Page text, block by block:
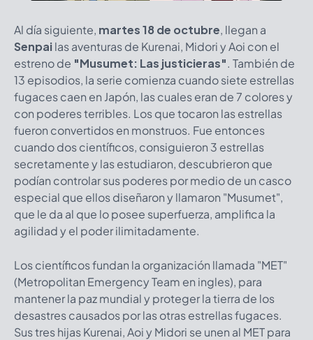
Al día siguiente, martes 18 de octubre, llegan a
Senpailas aventuras de Kurenai, Midori y Aoi con el
estreno de "Musumet: Las justicieras". También de
13 episodios, la serie comienza cuando siete estrellas
fugaces caen en Japón, las cuales eran de 7 colores y
con poderes terribles. Los que tocaron las estrellas
fueron convertidos en monstruos. Fue entonces
cuando dos científicos, consiguieron 3 estrellas
secretamente y las estudiaron, descubrieron que
podían controlar sus poderes por medio de un casco
especial que ellos diseñaron y llamaron "Musumet",
que le da al que lo posee superfuerza, amplifica la
agilidad y el poder ilimitadamente.
Los científicos fundan la organización llamada "MET"
(Metropolitan Emergency Team en ingles), para
mantener la paz mundial y proteger la tierra de los
desastres causados por las otras estrellas fugaces.
Sus tres hijas Kurenai, Aoi y Midori se unen al MET para